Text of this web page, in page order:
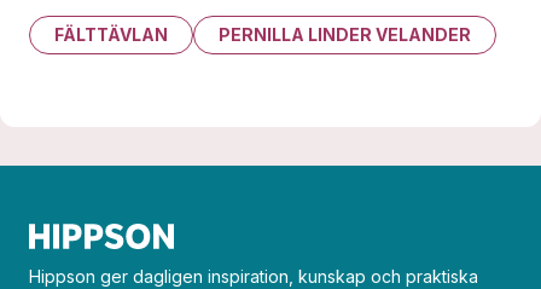
FÄLTTÄVLAN PERNILLA LINDER VELANDER
Hippson ger dagligen inspiration, kunskap och praktiska